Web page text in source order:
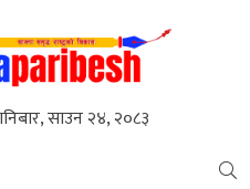
साउन २४, २०८३